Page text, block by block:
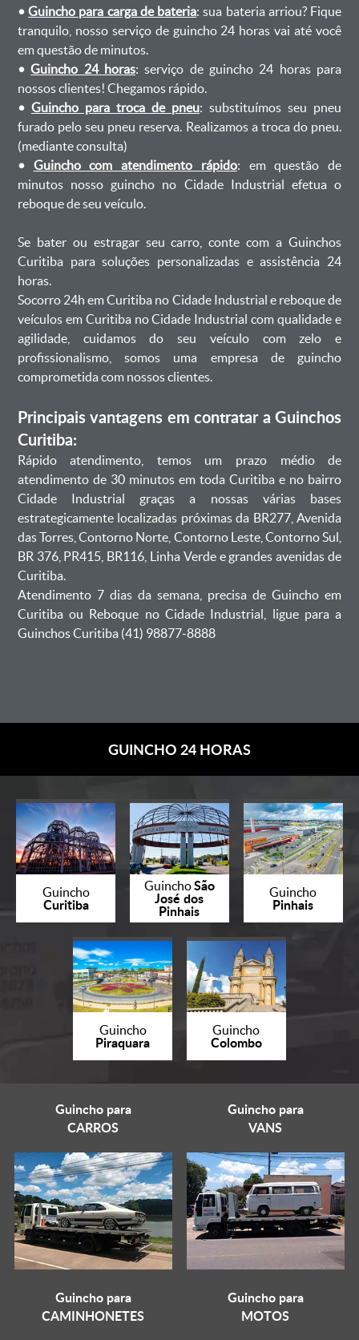
•Guincho para carga de bateria: sua bateria arriou? Fique
tranquilo, nosso serviço de guincho 24 horas vai até você
em questão de minutos.
•Guincho 24 horas: serviço de guincho 24 horas para
nossos clientes! Chegamos rápido.
• Guincho para troca de pneu: substituímos seu pneu
furado pelo seu pneu reserva. Realizamos a troca do pneu.
(mediante consulta)
• Guincho com atendimento rápido: em questão de
minutos nosso guincho no Cidade Industrial efetua o
reboque de seu veículo.
Se bater ou estragar seu carro, conte com a Guinchos
Curitiba para soluções personalizadas e assistência 24
horas.
Socorro 24h em Curitiba no Cidade Industrial e reboque de
veículos em Curitiba no Cidade Industrial com qualidade e
agilidade, cuidamos do seu veículo com zelo e
profissionalismo, somos uma empresa de guincho
comprometida com nossos clientes.
Principais vantagens em contratar a Guinchos
Curitiba:
Rápido atendimento, temos um prazo médio de
atendimento de 30 minutos em toda Curitiba e no bairro
Cidade Industrial graças a nossas várias bases
estrategicamente localizadas próximas da BR277, Avenida
das Torres, Contorno Norte, Contorno Leste, Contorno Sul,
BR 376, PR415, BR116, Linha Verde e grandes avenidas de
Curitiba.
Atendimento 7 dias da semana, precisa de Guincho em
Curitiba ou Reboque no Cidade Industrial, ligue para a
Guinchos Curitiba (41) 98877-8888
GUINCHO 24 HORAS
Guincho
Curitiba
GuinchoSão
José dos
Pinhais
Guincho
Pinhais
Guincho
Piraquara
Guincho
Colombo
Guincho para
CARROS
Guincho para
VANS
Guincho para
CAMINHONETES
Guincho para
MOTOS